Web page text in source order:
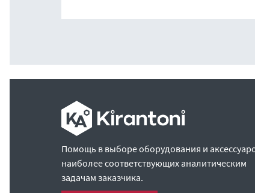
Помощь в выборе оборудования и
наиболее соответствующих аналитическим
задачам заказчика.